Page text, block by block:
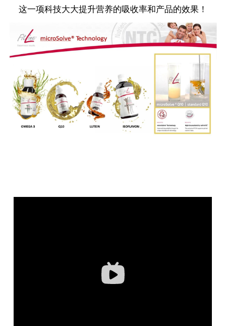
这一项科技大大提升营养的吸收率和产品的效果！